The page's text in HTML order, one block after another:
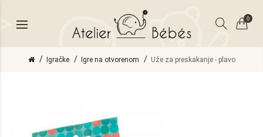
0
Igračke Igre na otvorenom Uže za preskakanje - plavo